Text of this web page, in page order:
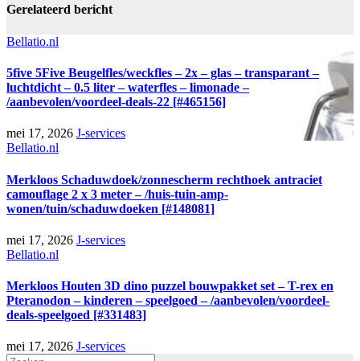
Gerelateerd bericht
Bellatio.nl
5five 5Five Beugelfles/weckfles – 2x – glas – transparant –
luchtdicht – 0.5 liter – waterfles – limonade –
/aanbevolen/voordeel-deals-22 [#465156]
mei 17, 2026 J-services
Bellatio.nl
Merkloos Schaduwdoek/zonnescherm rechthoek antraciet
camouflage 2 x 3 meter – /huis-tuin-amp-
wonen/tuin/schaduwdoeken [#148081]
mei 17, 2026 J-services
Bellatio.nl
Merkloos Houten 3D dino puzzel bouwpakket set – T-rex en
Pteranodon – kinderen – speelgoed – /aanbevolen/voordeel-
deals-speelgoed [#331483]
mei 17, 2026 J-services